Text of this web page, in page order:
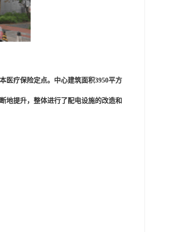
医疗保险定点。中心建筑面积3950平方
地提升，整体进行了配电设施的改造和